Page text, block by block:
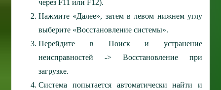
через F11 или F12).
Нажмите «Далее», затем в левом нижнем углу
выберите «Восстановление системы».
Перейдите в Поиск и устранение
неисправностей -> Восстановление при
загрузке.
Система попытается автоматически найти и